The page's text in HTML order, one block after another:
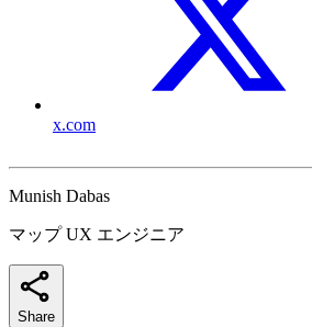
x.com
Munish Dabas
マップ UX エンジニア
Share